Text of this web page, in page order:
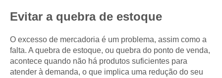
Evitar a quebra de estoque
O excesso de mercadoria é um problema, assim como a
falta. A quebra de estoque, ou quebra do ponto de venda,
acontece quando não há produtos suficientes para
atender à demanda, o que implica uma redução do seu